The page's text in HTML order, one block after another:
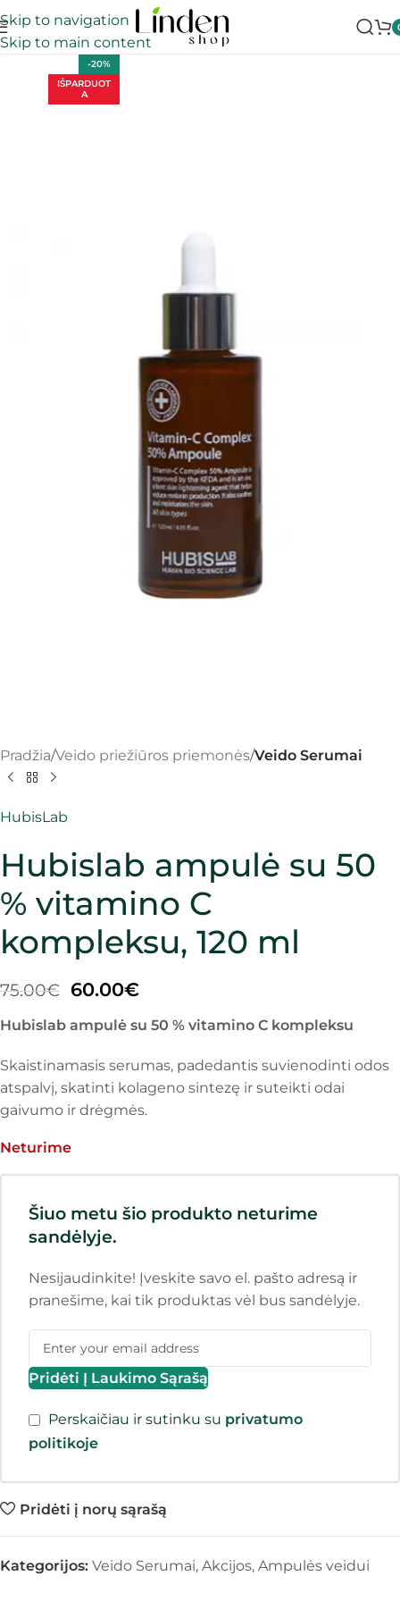
Skip to navigation
Skip to main content
-20%
IŠPARDUOT
A
Pradžia Veido priežiūros priemonės Veido Serumai
HubisLab
Hubislab ampulė su 50
% vitamino C
kompleksu, 120 ml
75.00€ 60.00€
Hubislab ampulė su 50 % vitamino C kompleksu
Skaistinamasis serumas, padedantis suvienodinti odos
atspalvį, skatinti kolageno sintezę ir suteikti odai
gaivumo ir drėgmės.
Neturime
Šiuo metu šio produkto neturime
sandėlyje.
Nesijaudinkite! Įveskite savo el. pašto adresą ir
pranešime, kai tik produktas vėl bus sandėlyje.
Pridėti Į Laukimo Sąrašą
Perskaičiau ir sutinku su privatumo
politikoje
Pridėti į norų sąrašą
Kategorijos: Veido Serumai, Akcijos, Ampulės veidui